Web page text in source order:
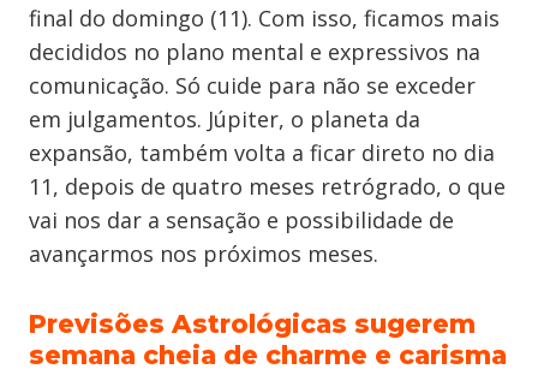
final do domingo (11). Com isso, ficamos mais
decididos no plano mental e expressivos na
comunicação. Só cuide para não se exceder
em julgamentos. Júpiter, o planeta da
expansão, também volta a ficar direto no dia
11, depois de quatro meses retrógrado, o que
vai nos dar a sensação e possibilidade de
avançarmos nos próximos meses.
Previsões Astrológicas sugerem
semana cheia de charme e carisma